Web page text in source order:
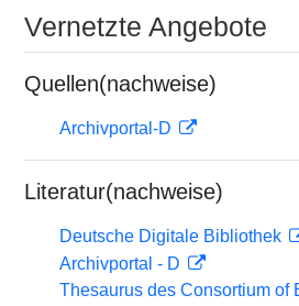
Vernetzte Angebote
Quellen(nachweise)
Archivportal-D
Literatur(nachweise)
Deutsche Digitale Bibliothek
Archivportal - D
Thesaurus des Consortium of